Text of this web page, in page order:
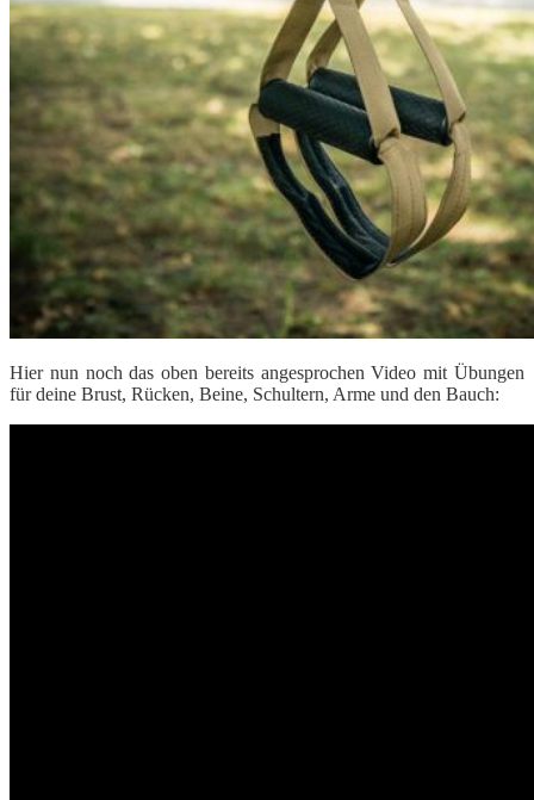
Hier nun noch das oben bereits angesprochen Video mit Übungen
für deine Brust, Rücken, Beine, Schultern, Arme und den Bauch: